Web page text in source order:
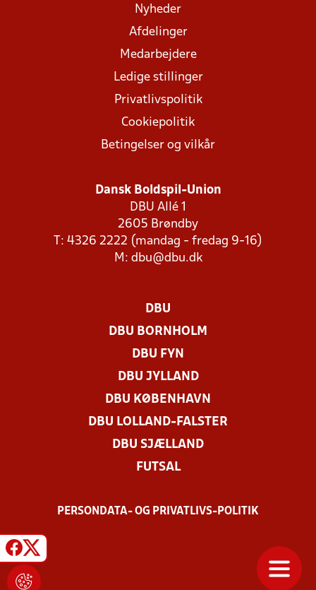
Nyheder
Afdelinger
Medarbejdere
Ledige stillinger
Privatlivspolitik
Cookiepolitik
Betingelser og vilkår
Dansk Boldspil-Union
DBU Allé 1
2605 Brøndby
T: 4326 2222 (mandag - fredag 9-16)
M: dbu@dbu.dk
DBU
DBU BORNHOLM
DBU FYN
DBU JYLLAND
DBU KØBENHAVN
DBU LOLLAND-FALSTER
DBU SJÆLLAND
FUTSAL
PERSONDATA- OG PRIVATLIVS-POLITIK